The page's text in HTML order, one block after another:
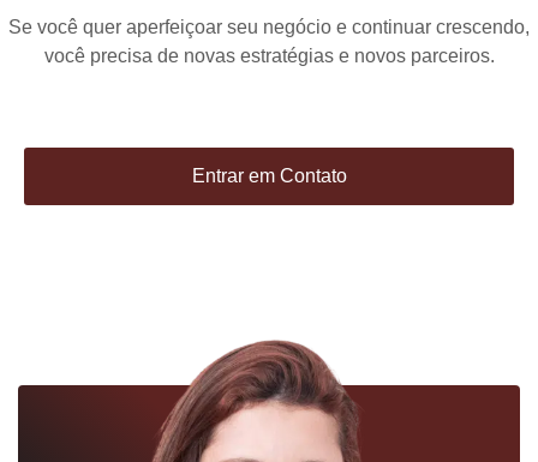
Se você quer aperfeiçoar seu negócio e continuar crescendo,
você precisa de novas estratégias e novos parceiros.
Entrar em Contato